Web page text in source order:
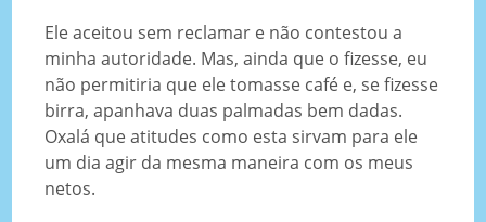
Ele aceitou sem reclamar e não contestou a
minha autoridade. Mas, ainda que o fizesse, eu
não permitiria que ele tomasse café e, se fizesse
birra, apanhava duas palmadas bem dadas.
Oxalá que atitudes como esta sirvam para ele
um dia agir da mesma maneira com os meus
netos.